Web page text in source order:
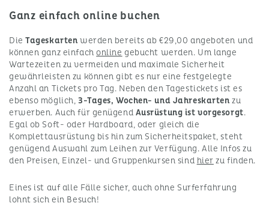
Ganz einfach online buchen
DieTageskarten werden bereits ab €29,00 angeboten und
können ganz einfachonline gebucht werden. Um lange
Wartezeiten zu vermeiden und maximale Sicherheit
gewährleisten zu können gibt es nur eine festgelegte
Anzahl an Tickets pro Tag. Neben den Tagestickets ist es
ebenso möglich, 3-Tages, Wochen- und Jahreskarten zu
erwerben. Auch für genügend Ausrüstung ist vorgesorgt.
Egal ob Soft- oder Hardboard, oder gleich die
Komplettausrüstung bis hin zum Sicherheitspaket, steht
genügend Auswahl zum Leihen zur Verfügung. Alle Infos zu
den Preisen, Einzel- und Gruppenkursen sind hier zu finden.
Eines ist auf alle Fälle sicher, auch ohne Surferfahrung
lohnt sich ein Besuch!